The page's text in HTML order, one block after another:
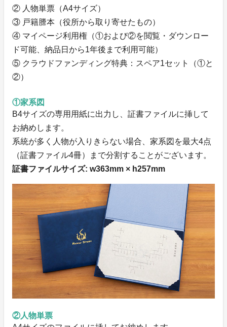
② 人物単票（A4サイズ）
③ 戸籍謄本（役所から取り寄せたもの）
④ マイページ利用権（①および②を閲覧・ダウンロー
ド可能、納品日から1年後まで利用可能）
⑤ クラウドファンディング特典：スペア1セット（①と
②）
①家系図
B4サイズの専用用紙に出力し、証書ファイルに挿して
お納めします。
系統が多く人物が入りきらない場合、家系図を最大4点
（証書ファイル4冊）まで分割することがございます。
証書ファイルサイズ: w363mm × h257mm
②人物単票